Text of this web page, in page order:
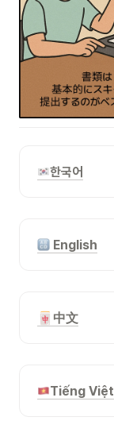
한국어
English
🀄️ 中文
Tiếng Việt